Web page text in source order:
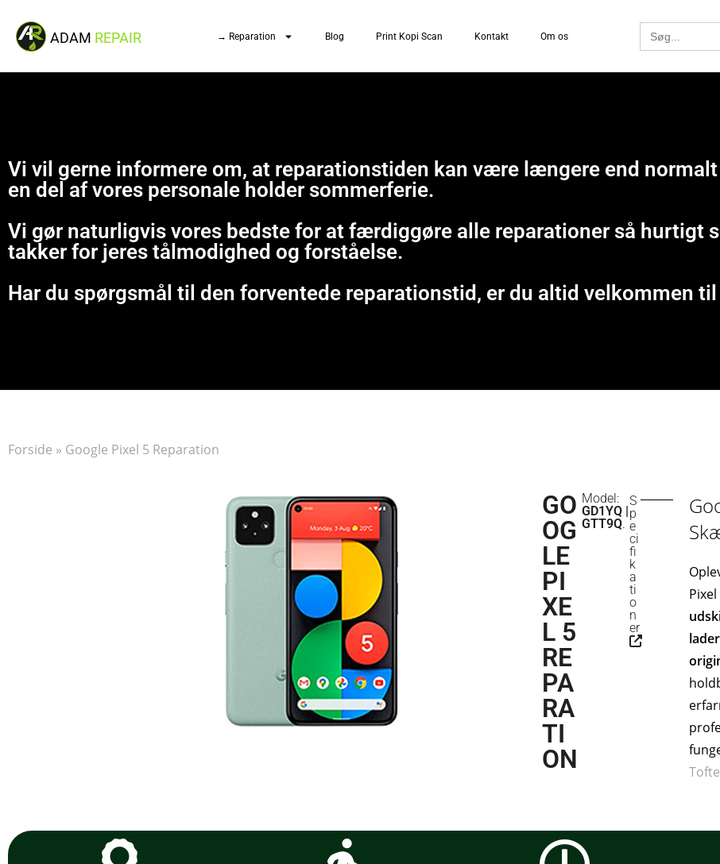
ADAM REPAIR → Reparation Blog Print Kopi Scan Kontakt Om os Search
for:
Vi vil gerne informere om, at reparationstiden kan være længere end normalt
en del af vores personale holder sommerferie.
Vi gør naturligvis vores bedste for at færdiggøre alle reparationer så hurtigt
takker for jeres tålmodighed og forståelse.
Har du spørgsmål til den forventede reparationstid, er du altid velkommen
Forside » Google Pixel 5 Reparation
GO
OG
LE
PI
XE
L 5
RE
PA
RA
TI
ON
Model:
GD1YQ |
GTT9Q.
S
p
e
ci
fi
k
a
ti
o
n
er